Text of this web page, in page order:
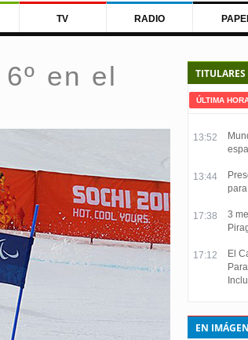
TV RADIO
en el
TITULARES
ÚLTIMA
13:52
13:44
17:38
3
17:12
El
EN